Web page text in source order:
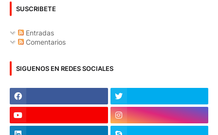
SUSCRIBETE
Entradas
Comentarios
SIGUENOS EN REDES SOCIALES